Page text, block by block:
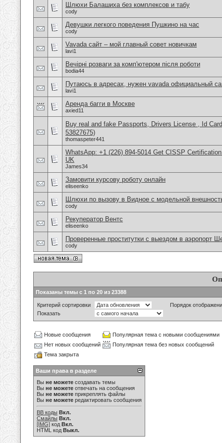
Шлюхи Балашиха без комплексов и табу
cody
Девушки легкого поведения Пушкино на час
cody
Vavada сайт – мой главный совет новичкам
lavi1
Вечірні розваги за комп'ютером після роботи
bodia44
Путаюсь в адресах, нужен vavada официальный
lavi1
Аренда багги в Москве
axied11
Buy real and fake Passports, Drivers License , Id
53827675)
thomaspeter441
WhatsApp: +1 (226) 894-5014​ Get CISSP
UK
James34
Замовити курсову роботу онлайн
eliseenko
Шлюхи по вызову в Видное с модельной
cody
Рекуператор Вентс
eliseenko
Проверенные проститутки с выездом в аэропорт
cody
Показаны темы с 1 по 20 из 23388
Критерий сортировки
Порядок
Показать
Новые сообщения
Популярная тема с новыми сообщениями
Нет новых сообщений
Популярная тема без новых сообщений
Тема закрыта
Ваши права в разделе
Вы не можете создавать темы
Вы не можете отвечать на сообщения
Вы не можете прикреплять файлы
Вы не можете редактировать сообщения
BB коды Вкл.
Смайлы Вкл.
[IMG] код Вкл.
HTML код Выкл.